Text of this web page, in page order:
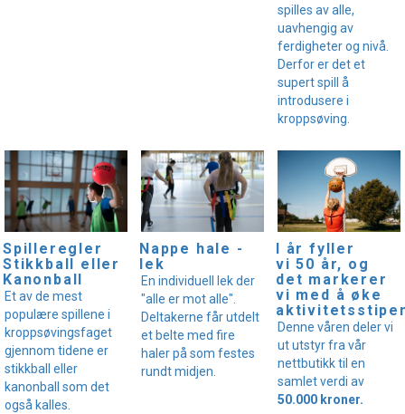
spilles av alle,
uavhengig av
ferdigheter og nivå.
Derfor er det et
supert spill å
introdusere i
kroppsøving.
Spilleregler
Stikkball eller
Kanonball
Et av de mest
populære spillene i
kroppsøvingsfaget
gjennom tidene er
stikkball eller
kanonball som det
også kalles.
Nappe hale -
lek
En individuell lek der
"alle er mot alle".
Deltakerne får utdelt
et belte med fire
haler på som festes
rundt midjen.
I år fyller
vi 50 år, og
det markerer
vi med å øke
Denne våren deler vi
ut utstyr fra vår
nettbutikk til en
samlet verdi av
50.000 kroner.